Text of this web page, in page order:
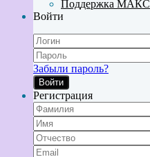
Поддержка МАКС
Войти
Забыли пароль?
Войти
Регистрация